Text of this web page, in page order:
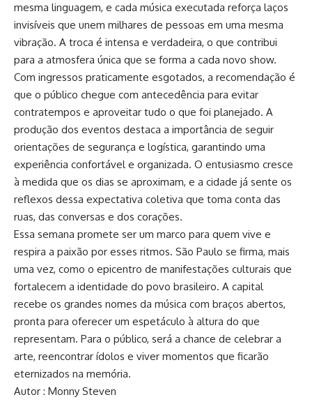
mesma linguagem, e cada música executada reforça laços
invisíveis que unem milhares de pessoas em uma mesma
vibração. A troca é intensa e verdadeira, o que contribui
para a atmosfera única que se forma a cada novo show.
Com ingressos praticamente esgotados, a recomendação é
que o público chegue com antecedência para evitar
contratempos e aproveitar tudo o que foi planejado. A
produção dos eventos destaca a importância de seguir
orientações de segurança e logística, garantindo uma
experiência confortável e organizada. O entusiasmo cresce
à medida que os dias se aproximam, e a cidade já sente os
reflexos dessa expectativa coletiva que toma conta das
ruas, das conversas e dos corações.
Essa semana promete ser um marco para quem vive e
respira a paixão por esses ritmos. São Paulo se firma, mais
uma vez, como o epicentro de manifestações culturais que
fortalecem a identidade do povo brasileiro. A capital
recebe os grandes nomes da música com braços abertos,
pronta para oferecer um espetáculo à altura do que
representam. Para o público, será a chance de celebrar a
arte, reencontrar ídolos e viver momentos que ficarão
eternizados na memória.
Autor : Monny Steven